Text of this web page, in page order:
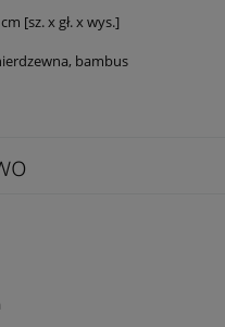
[sz. x gł. x wys.]
bambus